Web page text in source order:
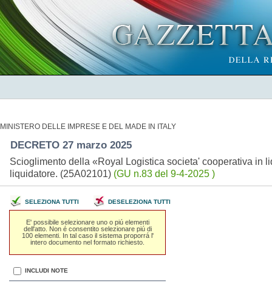
MINISTERO DELLE IMPRESE E DEL MADE IN ITALY
DECRETO 27 marzo 2025
Scioglimento della «Royal Logistica societa' cooperativa in
liquidatore. (25A02101) (GU n.83 del 9-4-2025 )
SELEZIONA TUTTI DESELEZIONA TUTTI
E' possibile selezionare uno o piú elementi
dell'atto. Non é consentito selezionare piú di
100 elementi. In tal caso il sistema proporrá l'
intero documento nel formato richiesto.
INCLUDI NOTE